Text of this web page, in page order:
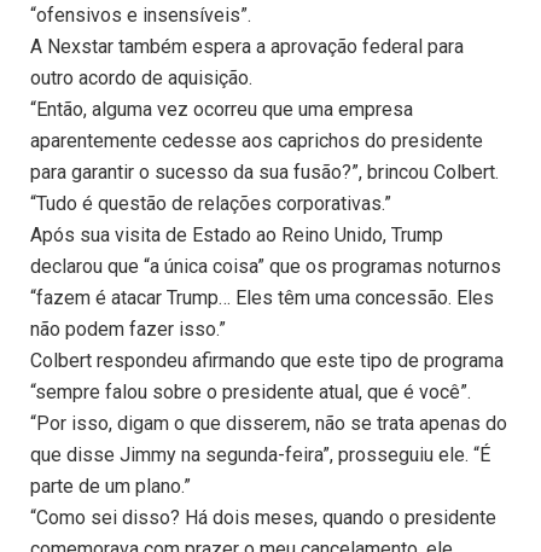
“ofensivos e insensíveis”.
A Nexstar também espera a aprovação federal para
outro acordo de aquisição.
“Então, alguma vez ocorreu que uma empresa
aparentemente cedesse aos caprichos do presidente
para garantir o sucesso da sua fusão?”, brincou Colbert.
“Tudo é questão de relações corporativas.”
Após sua visita de Estado ao Reino Unido, Trump
declarou que “a única coisa” que os programas noturnos
“fazem é atacar Trump… Eles têm uma concessão. Eles
não podem fazer isso.”
Colbert respondeu afirmando que este tipo de programa
“sempre falou sobre o presidente atual, que é você”.
“Por isso, digam o que disserem, não se trata apenas do
que disse Jimmy na segunda-feira”, prosseguiu ele. “É
parte de um plano.”
“Como sei disso? Há dois meses, quando o presidente